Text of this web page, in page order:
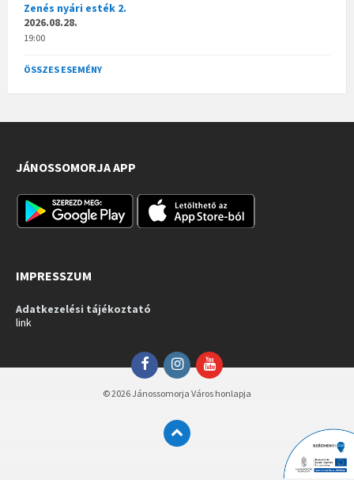
Zenés nyári esték 2.
2026.08.28.
19:00
ÖSSZES ESEMÉNY
JÁNOSSOMORJA APP
IMPRESSZUM
Adatkezelési tájékoztató
link
FacebookInstagramYouTube
© 2026 Jánossomorja Város honlapja